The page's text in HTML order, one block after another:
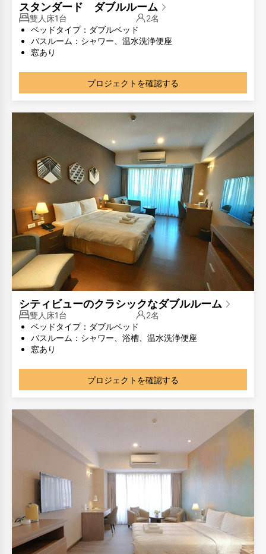
スタンダード ダブルルーム
雙人床1台
2名
ベッドタイプ：ダブルベッド
バスルーム：シャワー、温水洗浄便座
窓あり
があります。写真は参考用です。
プロジェクトを確認する
シティビューのクラシックなダブルルーム
雙人床1台
2名
ベッドタイプ：ダブルベッド
バスルーム：シャワー、浴槽、温水洗浄便座
窓あり
があります。写真は参考用です。
プロジェクトを確認する